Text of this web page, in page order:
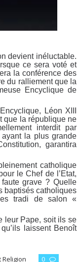
devient inéluctable.
ce sera voté et
la conférence des
du ralliement que la
Encyclique de
Léon XIII
que la république ne
interdit par
ayant la plus grande
garantira
catholique
le Chef de l’Etat,
grave ? Quelle
baptisés catholiques
tradi de salon «
leur Pape, soit ils se
laissent Benoît
Religion 0